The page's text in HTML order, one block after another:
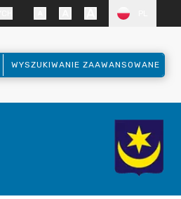
WYSZUKIWANIE ZAAWANSOWANE